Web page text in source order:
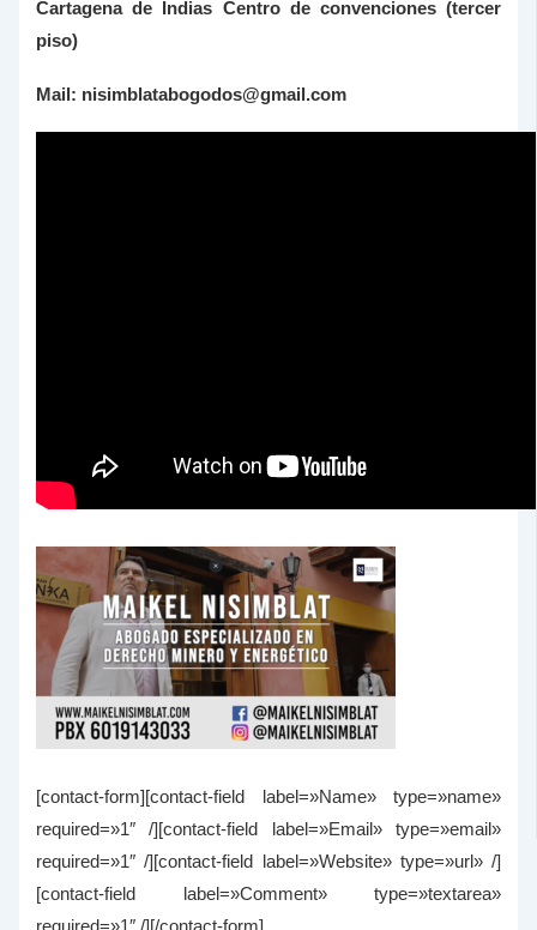
Cartagena de Indias Centro de convenciones (tercer
piso)
Mail: nisimblatabogodos@gmail.com
[contact-form][contact-field label=»Name» type=»name»
required=»1″ /][contact-field label=»Email» type=»email»
required=»1″ /][contact-field label=»Website» type=»url» /]
[contact-field label=»Comment» type=»textarea»
required=»1″ /][/contact-form]